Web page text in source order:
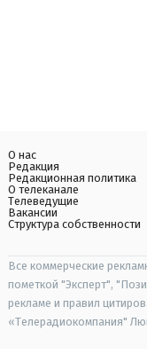
О нас
Редакция
Редакционная политика
О телеканале
Телеведущие
Вакансии
Структура собственности
Все коммерческие
пометкой "Эксперт",
рекламе и правил
«Телерадиокомпания"